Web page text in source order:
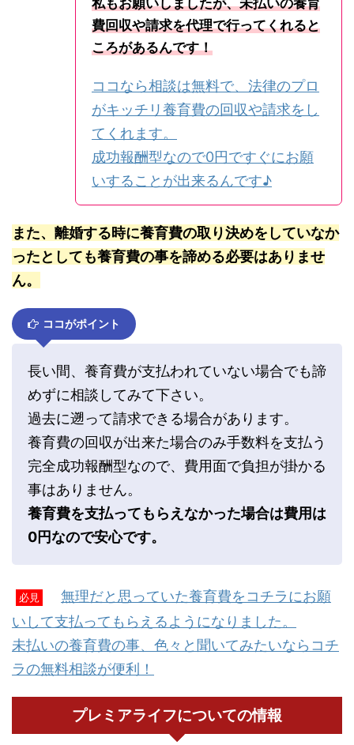
私もお願いしましたが、未払いの養育
費回収や請求を代理で行ってくれると
ころがあるんです！
ココなら相談は無料で、法律のプロ
がキッチリ養育費の回収や請求をし
てくれます。
成功報酬型なので0円ですぐにお願
いすることが出来るんです♪
また、離婚する時に養育費の取り決めをしていなか
ったとしても養育費の事を諦める必要はありませ
ん。
ココがポイント
長い間、養育費が支払われていない場合でも諦
めずに相談してみて下さい。
過去に遡って請求できる場合があります。
養育費の回収が出来た場合のみ手数料を支払う
完全成功報酬型なので、費用面で負担が掛かる
事はありません。
養育費を支払ってもらえなかった場合は費用は
0円なので安心です。
必見
無理だと思っていた養育費をコチラにお願
いして支払ってもらえるようになりました。
未払いの養育費の事、色々と聞いてみたいならコチ
ラの無料相談が便利！
プレミアライフについての情報